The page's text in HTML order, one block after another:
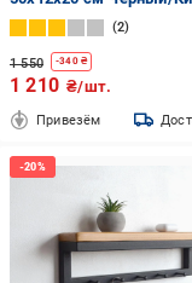
(CR.MW-8.3)
2
1 550 -340₴
1 210 ₴/шт.
Привезём